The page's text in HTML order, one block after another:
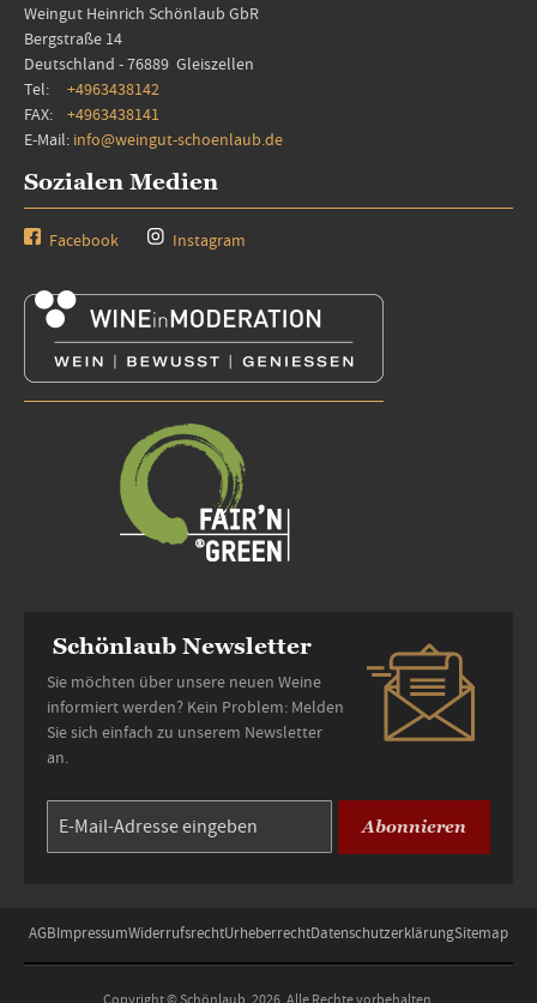
Weingut Heinrich Schönlaub GbR
Bergstraße 14
Deutschland - 76889 Gleiszellen
Tel: +4963438142
FAX: +4963438141
E-Mail: info@weingut-schoenlaub.de
Sozialen Medien
Facebook Instagram
Schönlaub Newsletter
Sie möchten über unsere neuen Weine
informiert werden? Kein Problem: Melden
Sie sich einfach zu unserem Newsletter
an.
Abonnieren
AGBImpressumWiderrufsrechtUrheberrechtDatenschutzerklärungSitemap